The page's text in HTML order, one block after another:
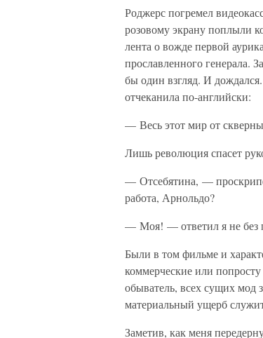
Роджерс погремел
розовому экрану поплыли
лента о вожде первой
прославленного генерала.
бы один взгляд. И
отчеканила по-английски:
— Весь этот мир от
Лишь революция спасет
— Отсебятина, —
работа, Арнольдо?
— Моя! — ответил я не без
Были в том фильме и
коммерческие или
обыватель, всех сущих мод
материальный ущерб
Заметив, как меня